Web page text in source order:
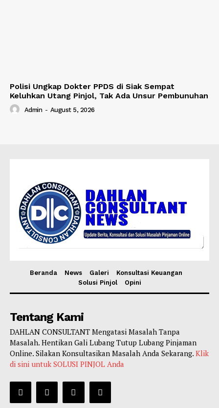
Polisi Ungkap Dokter PPDS di Siak Sempat
Keluhkan Utang Pinjol, Tak Ada Unsur Pembunuhan
Admin - August 5, 2026
Beranda News Galeri
Konsultasi Keuangan
Solusi Pinjol
Opini
Tentang Kami
DAHLAN CONSULTANT Mengatasi Masalah Tanpa
Masalah. Hentikan Gali Lubang Tutup Lubang Pinjaman
Online. Silakan Konsultasikan Masalah Anda Sekarang. Klik
di sini untuk SOLUSI PINJOL Anda